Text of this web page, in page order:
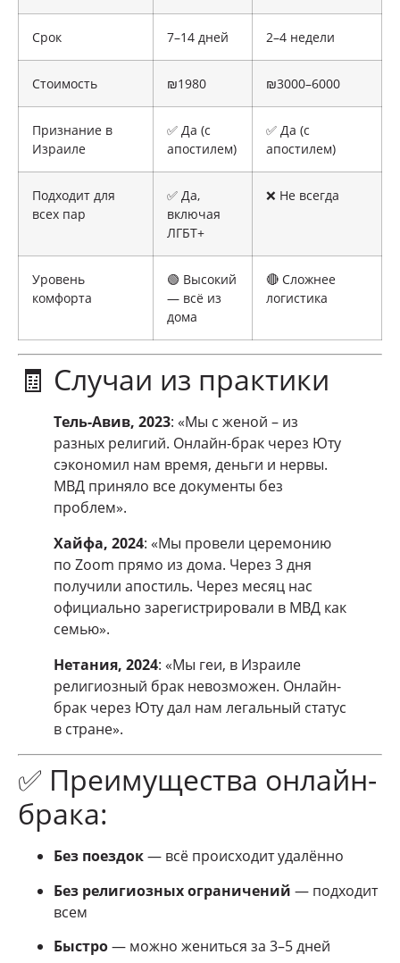
Срок 7–14 дней 2–4 недели
Стоимость ₪1980 ₪3000–6000
Признание в
Израиле
✅ Да (с
апостилем)
✅ Да (с
апостилем)
Подходит для
всех пар
✅ Да,
включая
ЛГБТ+
❌ Не всегда
Уровень
комфорта
🟢 Высокий
— всё из
дома
🔴 Сложнее
логистика
🧾 Случаи из практики
Тель-Авив, 2023: «Мы с женой – из
разных религий. Онлайн-брак через Юту
сэкономил нам время, деньги и нервы.
МВД приняло все документы без
проблем».
Хайфа, 2024: «Мы провели церемонию
по Zoom прямо из дома. Через 3 дня
получили апостиль. Через месяц нас
официально зарегистрировали в МВД как
семью».
Нетания, 2024: «Мы геи, в Израиле
религиозный брак невозможен. Онлайн-
брак через Юту дал нам легальный статус
в стране».
✅ Преимущества онлайн-
брака:
Без поездок— всё происходит удалённо
Без религиозных ограничений — подходит
всем
Быстро— можно жениться за 3–5 дней